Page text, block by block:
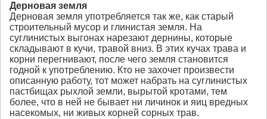
Дерновая земля
Дерновая земля употребляется так же, как старый
строительный мусор и глинистая земля. На
суглинистых выгонах нарезают дернины, которые
складывают в кучи, травой вниз. В этих кучах трава и
корни перегнивают, после чего земля становится
годной к употреблению. Кто не захочет произвести
описанную работу, тот может набрать на суглинистых
пастбищах рыхлой земли, вырытой кротами, тем
более, что в ней не бывает ни личинок и яиц вредных
насекомых, ни живых корней сорных трав.